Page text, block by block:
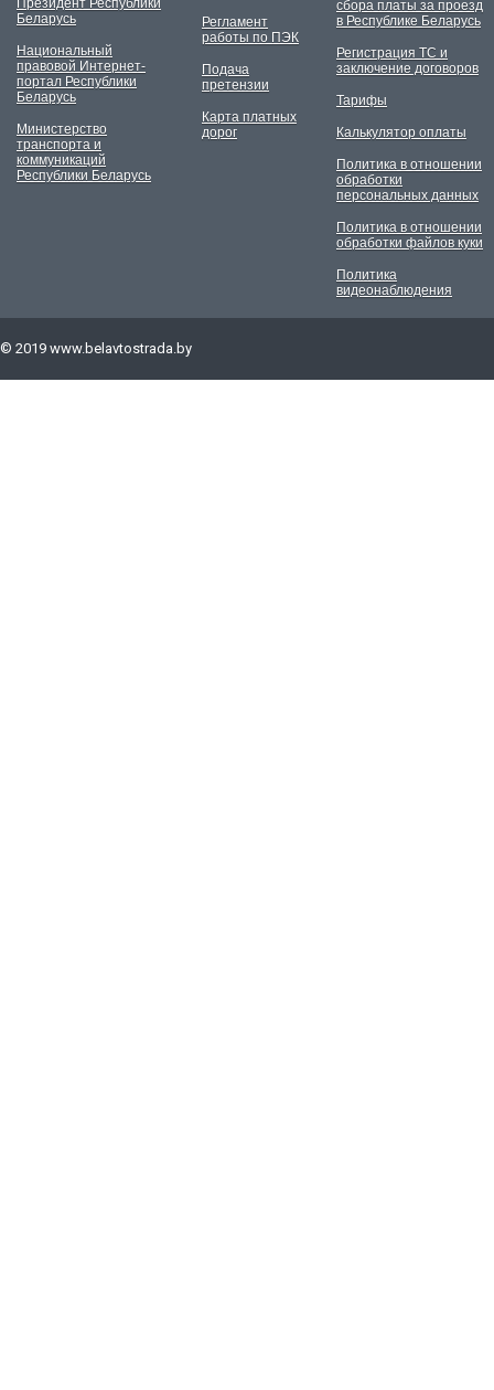
Президент Республики
Беларусь
Национальный
правовой Интернет-
портал Республики
Беларусь
Министерство
транспорта и
коммуникаций
Республики Беларусь
Регламент
работы по ПЭК
Подача
претензии
Карта платных
дорог
сбора платы за проезд
в Республике Беларусь
Регистрация ТС и
заключение договоров
Тарифы
Калькулятор оплаты
Политика в отношении
обработки
персональных данных
Политика в отношении
обработки файлов куки
Политика
видеонаблюдения
© 2019 www.belavtostrada.by